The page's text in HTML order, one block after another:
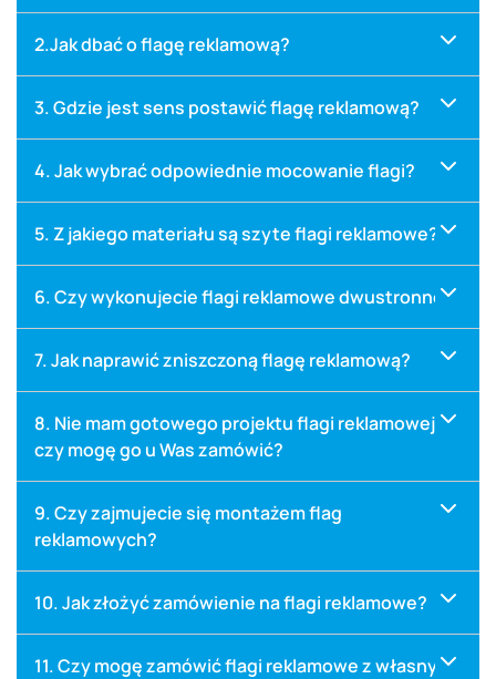
2.Jak dbać o flagę reklamową?
3. Gdzie jest sens postawić flagę reklamową?
4. Jak wybrać odpowiednie mocowanie flagi?
5. Z jakiego materiału są szyte flagi reklamowe?
6. Czy wykonujecie flagi reklamowe dwustronne?
7. Jak naprawić zniszczoną flagę reklamową?
8. Nie mam gotowego projektu flagi reklamowej,
czy mogę go u Was zamówić?
9. Czy zajmujecie się montażem flag
reklamowych?
10. Jak złożyć zamówienie na flagi reklamowe?
11. Czy mogę zamówić flagi reklamowe z własnym